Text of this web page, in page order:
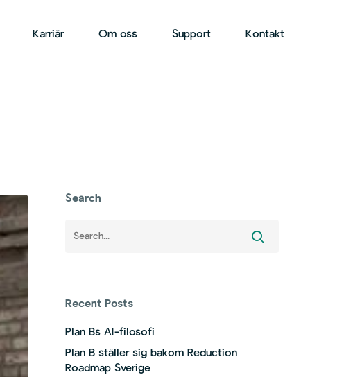
Karriär Om oss Support Kontakt
Search
Recent Posts
Plan Bs AI-filosofi
Plan B ställer sig bakom Reduction
Roadmap Sverige